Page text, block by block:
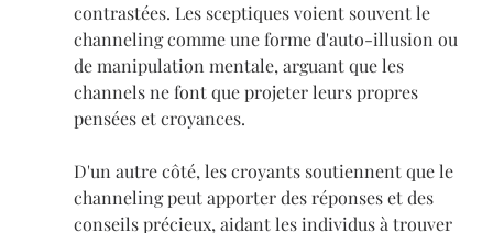
contrastées. Les sceptiques voient souvent le
channeling comme une forme d'auto-illusion ou
de manipulation mentale, arguant que les
channels ne font que projeter leurs propres
pensées et croyances.
D'un autre côté, les croyants soutiennent que le
channeling peut apporter des réponses et des
conseils précieux, aidant les individus à trouver